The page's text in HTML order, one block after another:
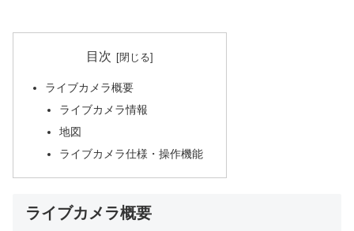
目次
ライブカメラ概要
ライブカメラ情報
地図
ライブカメラ仕様・操作機能
ライブカメラ概要